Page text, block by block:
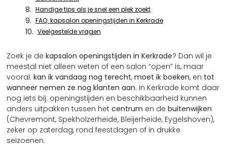
Zoek je dekapsalon openingstijden in Kerkrade? Dan wil je
meestal niet alleen weten of een salon “open” is, maar
vooral:kan ik vandaag nog terecht,moet ik boeken, en tot
wanneer nemen ze nog klanten aan. In Kerkrade komt daar
nog iets bij: openingstijden en beschikbaarheid kunnen
anders uitpakken tussen hetcentrum en debuitenwijken
(Chevremont, Spekholzerheide, Bleijerheide, Eygelshoven),
zeker op zaterdag, rond feestdagen of in drukke
seizoenen.
Handige tips als je snel een plek zoekt
FAQ: kapsalon openingstijden in Kerkrade
Veelgestelde vragen